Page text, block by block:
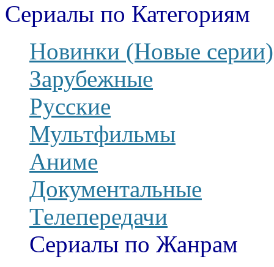
Сериалы по Категориям
Новинки (Новые серии)
Зарубежные
Русские
Мультфильмы
Аниме
Документальные
Телепередачи
Сериалы по Жанрам